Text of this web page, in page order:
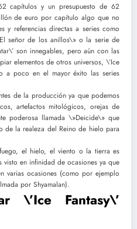
capítulos y un presupuesto de 62
de euro por capítulo algo que no
y referencias directas a series como
señor de los anillos\» o la serie de
son innegables, pero aún con las
elementos de otros universos, \’Ice
a poco en el mayor éxito las series
de la producción ya que podemos
artefactos mitológicos, orejas de
poderosa llamada \»Deicide\» que
de la realeza del Reino de hielo para
el hielo, el viento o la tierra es
en infinidad de ocasiones ya que
varias ocasiones (como por ejemplo
por Shyamalan).
\’Ice Fantasy\’